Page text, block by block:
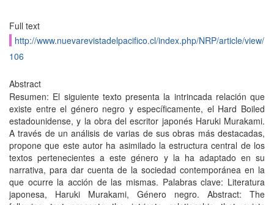
Full text
http://www.nuevarevistadelpacifico.cl/index.php/NRP/article/view/
106
Abstract
Resumen: El siguiente texto presenta la intrincada relación que
existe entre el género negro y específicamente, el Hard Boiled
estadounidense, y la obra del escritor japonés Haruki Murakami.
A través de un análisis de varias de sus obras más destacadas,
propone que este autor ha asimilado la estructura central de los
textos pertenecientes a este género y la ha adaptado en su
narrativa, para dar cuenta de la sociedad contemporánea en la
que ocurre la acción de las mismas. Palabras clave: Literatura
japonesa, Haruki Murakami, Género negro. Abstract: The